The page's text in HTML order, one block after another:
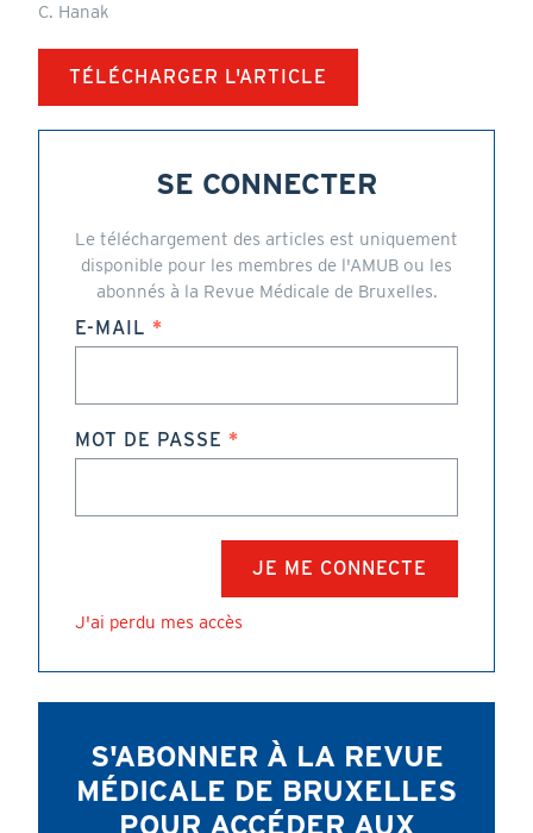
C. Hanak
TÉLÉCHARGER L'ARTICLE
SE CONNECTER
Le téléchargement des articles est uniquement
disponible pour les membres de l'AMUB ou les
abonnés à la Revue Médicale de Bruxelles.
E-MAIL
MOT DE PASSE
J'ai perdu mes accès
S'ABONNER À LA REVUE
MÉDICALE DE BRUXELLES
POUR ACCÉDER AUX